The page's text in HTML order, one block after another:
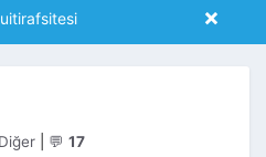
×
Kategoriler
Diğer 💬 17